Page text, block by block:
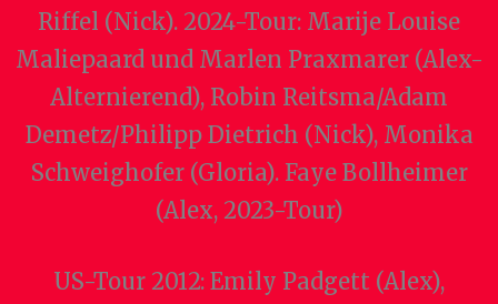
Riffel (Nick). 2024-Tour: Marije Louise
Maliepaard und Marlen Praxmarer (Alex-
Alternierend), Robin Reitsma/Adam
Demetz/Philipp Dietrich (Nick), Monika
Schweighofer (Gloria). Faye Bollheimer
(Alex, 2023-Tour)
US-Tour 2012: Emily Padgett (Alex),